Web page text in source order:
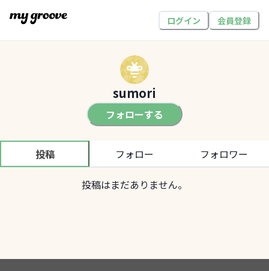
ログイン 会員登録
sumori
フォローする
投稿 フォロー フォロワー
投稿はまだありません。